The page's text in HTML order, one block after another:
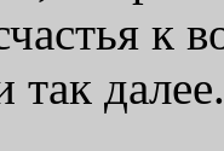
к
так далее.